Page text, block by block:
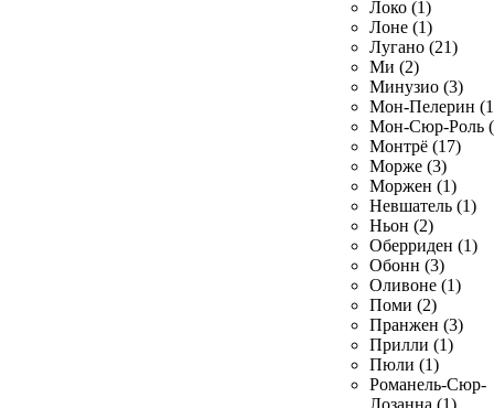
Локо (1)
Лоне (1)
Лугано (21)
Ми (2)
Минузио (3)
Мон-Пелерин
Мон-Сюр-Роль
Монтрё (17)
Морже (3)
Моржен (1)
Невшатель (1)
Ньон (2)
Оберриден (1)
Обонн (3)
Оливоне (1)
Поми (2)
Пранжен (3)
Прилли (1)
Пюли (1)
Романель-Сюр-
Лозанна (1)